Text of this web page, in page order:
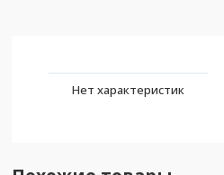
Нет характеристик